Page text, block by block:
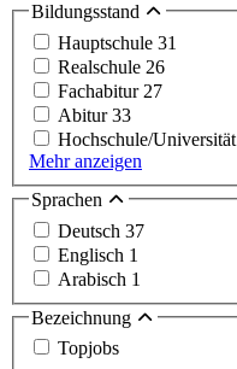
Bildungsstand
Hauptschule 31
Realschule 26
Fachabitur 27
Abitur33
Hochschule/Universität
Mehr anzeigen
Sprachen
Deutsch 37
Englisch 1
Arabisch 1
Bezeichnung
Topjobs